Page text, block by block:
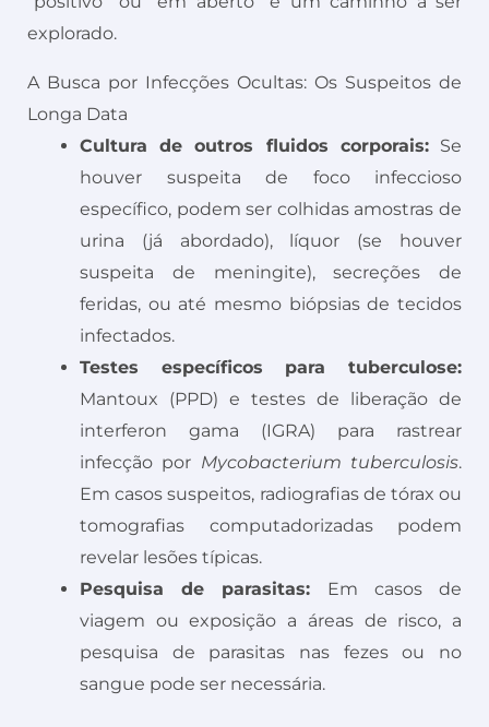
explorado.
A Busca por Infecções Ocultas: Os Suspeitos de
Longa Data
Cultura de outros fluidos corporais:Se
houver suspeita de foco infeccioso
específico, podem ser colhidas amostras de
urina (já abordado), líquor (se houver
suspeita de meningite), secreções de
feridas, ou até mesmo biópsias de tecidos
infectados.
Testes específicos para tuberculose:
Mantoux (PPD) e testes de liberação de
interferon gama (IGRA) para rastrear
infecção por Mycobacterium tuberculosis.
Em casos suspeitos, radiografias de tórax ou
tomografias computadorizadas podem
revelar lesões típicas.
Pesquisa de parasitas: Em casos de
viagem ou exposição a áreas de risco, a
pesquisa de parasitas nas fezes ou no
sangue pode ser necessária.